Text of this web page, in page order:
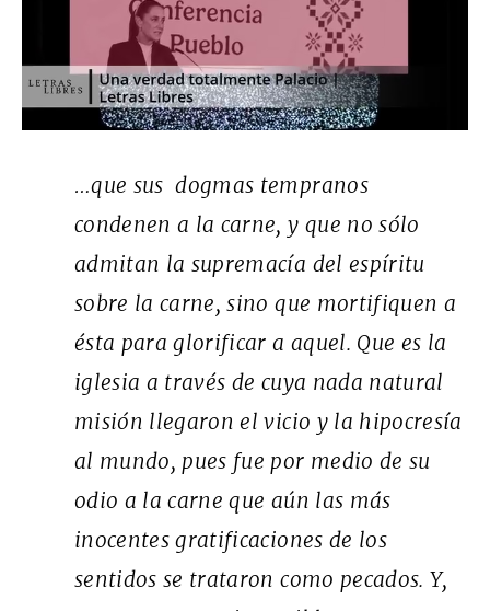
…que sus dogmas tempranos
condenen a la carne, y que no sólo
admitan la supremacía del espíritu
sobre la carne, sino que mortifiquen a
ésta para glorificar a aquel. Que es la
iglesia a través de cuya nada natural
misión llegaron el vicio y la hipocresía
al mundo, pues fue por medio de su
odio a la carne que aún las más
inocentes gratificaciones de los
sentidos se trataron como pecados. Y,